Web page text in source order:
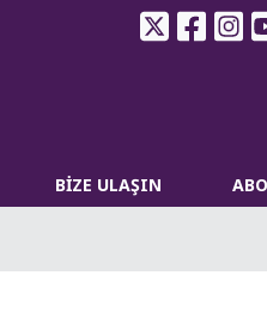
BİZE ULAŞIN